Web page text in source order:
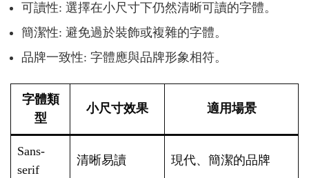
可讀性: 選擇在小尺寸下仍然清晰可讀的字體。
簡潔性: 避免過於裝飾或複雜的字體。
品牌一致性: 字體應與品牌形象相符。
字體類
型
小尺寸效果 適用場景
Sans-
serif
清晰易讀 現代、簡潔的品牌